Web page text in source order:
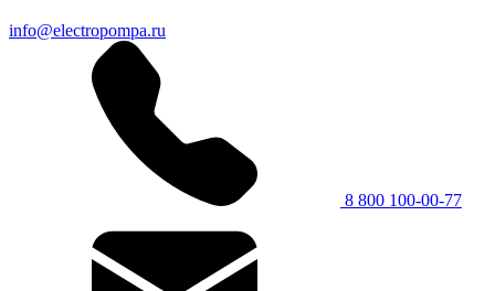
info@electropompa.ru
8 800 100-00-77